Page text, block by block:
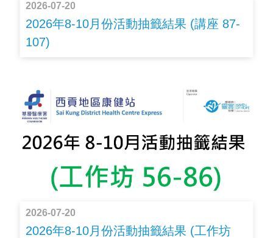
2026-07-20
2026年8-10月份活動抽籤結果 (講座 87-
107)
2026-07-20
2026年8-10月份活動抽籤結果 (工作坊